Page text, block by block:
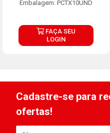
Embalagem: PCTX10UND
FAÇA SEU
LOGIN
Cadastre-se para
ofertas!